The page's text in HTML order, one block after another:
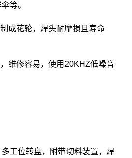
等。
成花轮，焊头耐靡损且寿命
，维修容易，使用20KHZ低噪音
工位转盘，附带切料装置，焊